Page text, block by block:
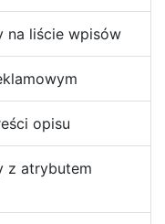
na liście wpisów
opisu
z atrybutem